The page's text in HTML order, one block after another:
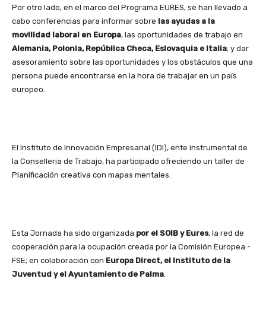
Por otro lado, en el marco del Programa EURES, se han llevado a
cabo conferencias para informar sobre las ayudas a la
movilidad laboral en Europa, las oportunidades de trabajo en
Alemania, Polonia, República Checa, Eslovaquia e Italia; y dar
asesoramiento sobre las oportunidades y los obstáculos que una
persona puede encontrarse en la hora de trabajar en un país
europeo.
El Instituto de Innovación Empresarial (IDI), ente instrumental de
la Conselleria de Trabajo, ha participado ofreciendo un taller de
Planificación creativa con mapas mentales.
Esta Jornada ha sido organizada por el SOIB y Eures, la red de
cooperación para la ocupación creada por la Comisión Europea -
FSE; en colaboración con Europa Direct, el Instituto de la
Juventud y el Ayuntamiento de Palma